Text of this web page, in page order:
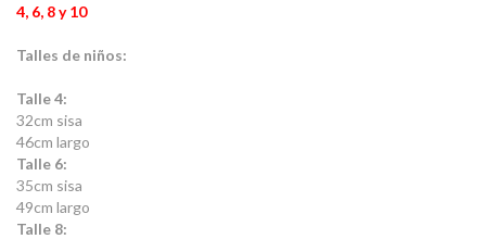
4, 6, 8 y 10
Talles de niños:
Talle 4:
32cm sisa
46cm largo
Talle 6:
35cm sisa
49cm largo
Talle 8: